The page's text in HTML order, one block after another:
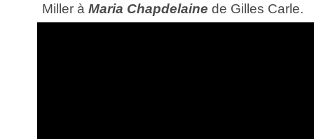
Miller à Maria Chapdelaine de Gilles Carle.